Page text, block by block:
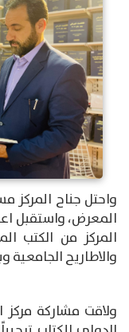
واحتل جناح المركز
المعرض، واستقبل
المركز من الكتب
والاطاريح الجامعية